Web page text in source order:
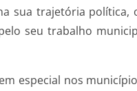
sua trajetória
seu trabalho
especial nos